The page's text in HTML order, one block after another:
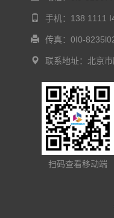
手机：138 1111
传真：0I0-
联系地址：北京
扫码查看移动端